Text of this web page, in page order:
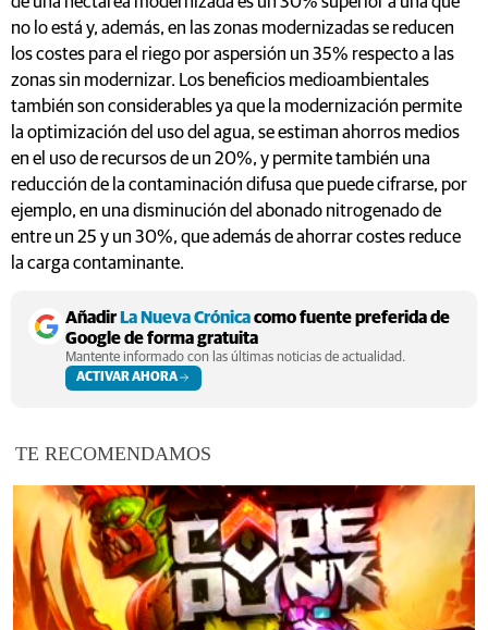
no lo está y, además, en las zonas modernizadas se reducen
los costes para el riego por aspersión un 35% respecto a las
zonas sin modernizar. Los beneficios medioambientales
también son considerables ya que la modernización permite
la optimización del uso del agua, se estiman ahorros medios
en el uso de recursos de un 20%, y permite también una
reducción de la contaminación difusa que puede cifrarse, por
ejemplo, en una disminución del abonado nitrogenado de
entre un 25 y un 30%, que además de ahorrar costes reduce
la carga contaminante.
AñadirLa Nueva Crónicacomo fuente preferida de
Google de forma gratuita
Mantente informado con las últimas noticias de actualidad.
ACTIVAR AHORA
TE RECOMENDAMOS